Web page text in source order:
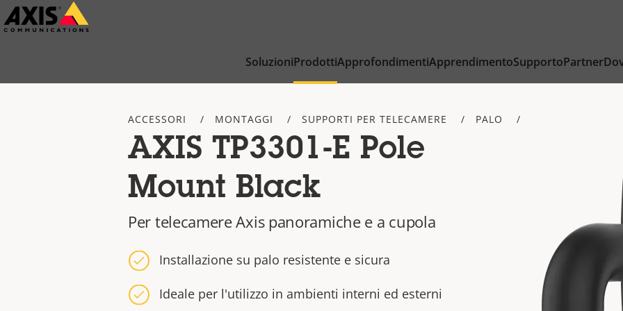
Salta
al
SoluzioniProdottiApprofondimentiApprendimentoSupportoPartner
ACCESSORI MONTAGGI SUPPORTI PER TELECAMERE PALO
AXIS TP3301-E Pole
Mount Black
Per telecamere Axis panoramiche e a cupola
Installazione su palo resistente e sicura
Ideale per l'utilizzo in ambienti interni ed esterni